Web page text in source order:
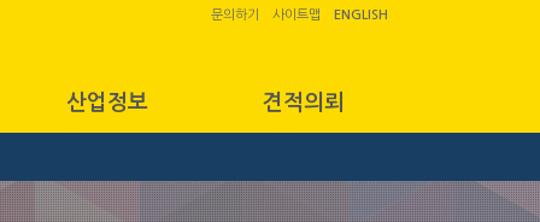
산업정보 견적의뢰
문의하기 사이트맵 ENGLISH